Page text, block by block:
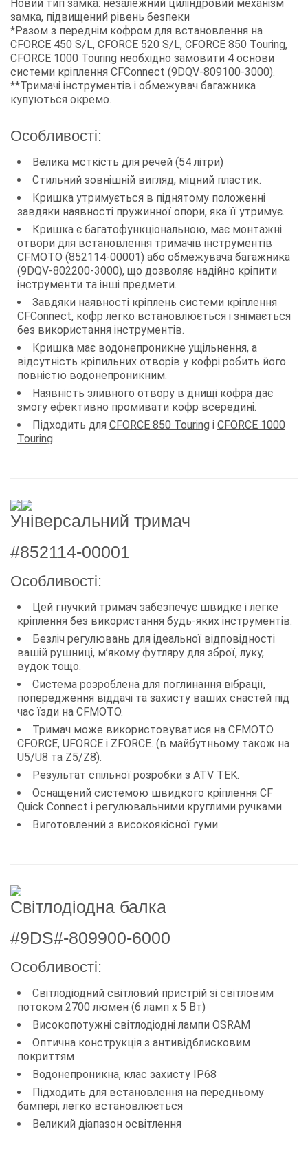
Новий тип замка: незалежний циліндровий механізм
замка, підвищений рівень безпеки
*Разом з переднім кофром для встановлення на
CFORCE 450 S/L, CFORCE 520 S/L, CFORCE 850 Touring,
CFORCE 1000 Touring необхідно замовити 4 основи
системи кріплення CFConnect (9DQV-809100-3000).
**Тримачі інструментів і обмежувач багажника
купуються окремо.
Особливості:
Велика мсткість для речей (54 літри)
Стильний зовнішній вигляд, міцний пластик.
Кришка утримується в піднятому положенні
завдяки наявності пружинної опори, яка її утримує.
Кришка є багатофункціональною, має монтажні
отвори для встановлення тримачів інструментів
CFMOTO (852114-00001) або обмежувача багажника
(9DQV-802200-3000), що дозволяє надійно кріпити
інструменти та інші предмети.
Завдяки наявності кріплень системи кріплення
CFConnect, кофр легко встановлюється і знімається
без використання інструментів.
Кришка має водонепроникне ущільнення, а
відсутність кріпильних отворів у кофрі робить його
повністю водонепроникним.
Наявність зливного отвору в днищі кофра дає
змогу ефективно промивати кофр всередині.
Підходить для CFORCE 850 Touring і CFORCE 1000
Touring.
Універсальний тримач
#852114-00001
Особливості:
Цей гнучкий тримач забезпечує швидке і легке
кріплення без використання будь-яких інструментів.
Безліч регулювань для ідеальної відповідності
вашій рушниці, м’якому футляру для зброї, луку,
вудок тощо.
Система розроблена для поглинання вібрації,
попередження віддачі та захисту ваших снастей під
час їзди на CFMOTO.
Тримач може використовуватися на CFMOTO
CFORCE, UFORCE і ZFORCE. (в майбутньому також на
U5/U8 та Z5/Z8).
Результат спільної розробки з ATV TEK.
Оснащений системою швидкого кріплення CF
Quick Connect і регулювальними круглими ручками.
Виготовлений з високоякісної гуми.
Світлодіодна балка
#9DS#-809900-6000
Особливості:
Світлодіодний світловий пристрій зі світловим
потоком 2700 люмен (6 ламп х 5 Вт)
Високопотужні світлодіодні лампи OSRAM
Оптична конструкція з антивідблисковим
покриттям
Водонепроникна, клас захисту IP68
Підходить для встановлення на передньому
бампері, легко встановлюється
Великий діапазон освітлення